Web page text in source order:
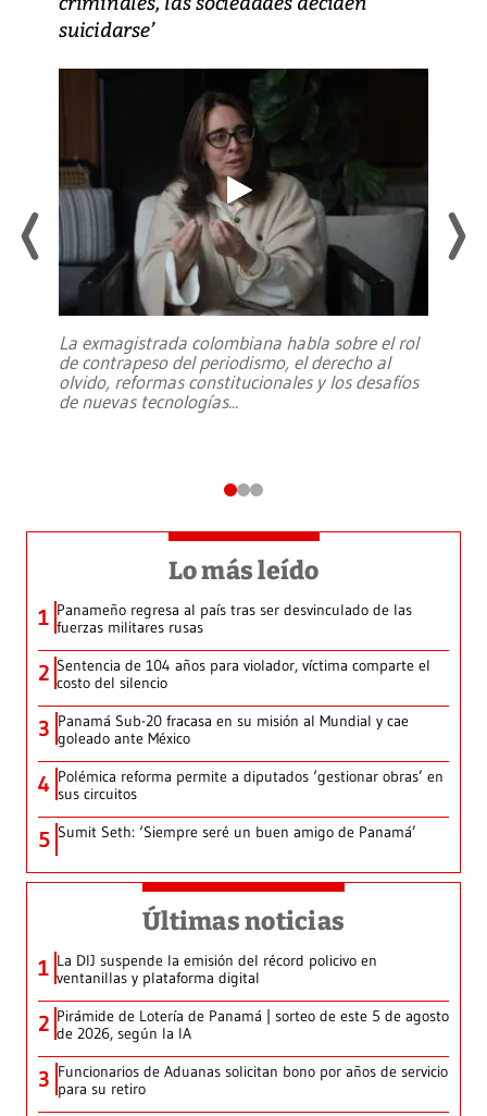
suicidarse’
La exmagistrada colombiana habla sobre el rol
de contrapeso del periodismo, el derecho al
olvido, reformas constitucionales y los desafíos
de nuevas tecnologías...
Lo más leído
1 Panameño regresa al país tras ser desvinculado de las
fuerzas militares rusas
2 Sentencia de 104 años para violador, víctima comparte el
costo del silencio
3 Panamá Sub-20 fracasa en su misión al Mundial y cae
goleado ante México
4 Polémica reforma permite a diputados ‘gestionar obras’ en
sus circuitos
5 Sumit Seth: ‘Siempre seré un buen amigo de Panamá’
Últimas noticias
1 La DIJ suspende la emisión del récord policivo en
ventanillas y plataforma digital
2 Pirámide de Lotería de Panamá | sorteo de este 5 de agosto
de 2026, según la IA
3 Funcionarios de Aduanas solicitan bono por años de servicio
para su retiro